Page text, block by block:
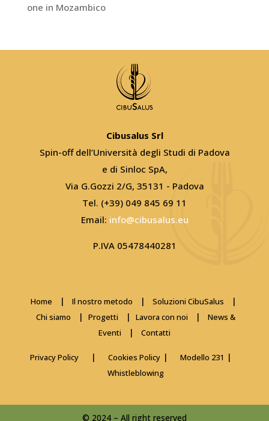
one in Mozambico
Cibusalus Srl
Spin-off dell’Università degli Studi di Padova
e di Sinloc SpA,
Via G.Gozzi 2/G, 35131 - Padova
Tel. (+39) 049 845 69 11
Email: info@cibusalus.eu
P.IVA 05478440281
Home | Il nostro metodo | Soluzioni CibuSalus |
Chi siamo | Progetti | Lavora con noi | News &
Eventi
| Contatti
Privacy Policy | Cookies Policy | Modello 231 |
Whistleblowing
© 2024 – All right reserved